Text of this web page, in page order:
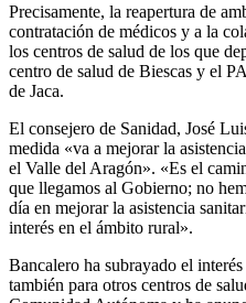
Precisamente, la reapertura de
contratación de médicos y a la
los centros de salud de los que
centro de salud de Biescas y el
de Jaca.
El consejero de Sanidad, José
medida «va a mejorar la
el Valle del Aragón». «Es el
que llegamos al Gobierno; no
día en mejorar la asistencia
interés en el ámbito rural».
Bancalero ha subrayado el
también para otros centros de